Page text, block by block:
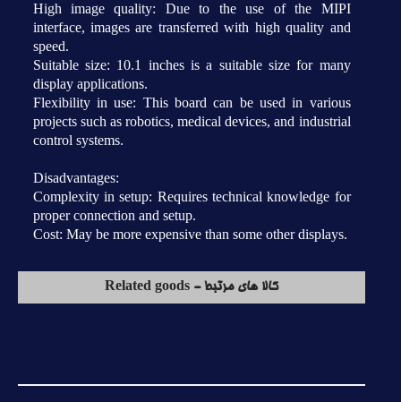
High image quality: Due to the use of the MIPI
interface, images are transferred with high quality and
speed.
Suitable size: 10.1 inches is a suitable size for many
display applications.
Flexibility in use: This board can be used in various
projects such as robotics, medical devices, and industrial
control systems.
Disadvantages:
Complexity in setup: Requires technical knowledge for
proper connection and setup.
Cost: May be more expensive than some other displays.
کالا های مرتبط - Related goods